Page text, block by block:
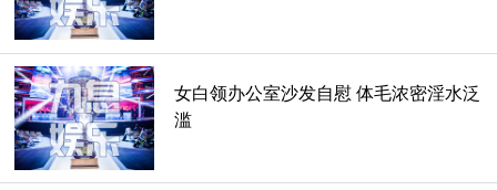
女白领办公室沙发自慰 体毛浓密淫水泛
滥